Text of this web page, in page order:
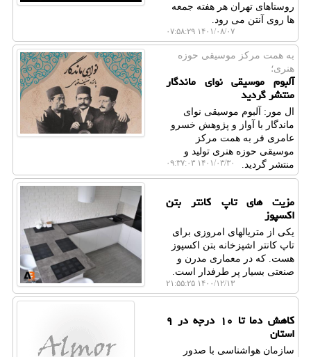
روستاهای تهران هر هفته جمعه
ها روی آنتن می رود.
۱۴۰۱/۰۸/۰۷ ۰۷:۵۸:۲۹
به همت مركز موسیقی حوزه
هنری؛
آلبوم موسیقی نوای ماندگار
منتشر گردید
ال مور: آلبوم موسیقی نوای
ماندگار با آواز و پژوهش خسرو
عامری فر به همت مرکز
موسیقی حوزه هنری تولید و
منتشر گردید.
۱۴۰۱/۰۳/۳۰ ۰۹:۳۷:۰۳
مزیت های تاپ کانتر بتن
اکسپوز
یکی از متریالهای امروزی برای
تاپ کانتر اشپزخانه بتن اکسپوز
هست. که در معماری مدرن و
صنعتی بسیار پر طرفدار است.
۱۴۰۰/۱۲/۱۳ ۲۱:۵۵:۲۵
کاهش دما تا ۱۰ درجه در ۹
استان
سازمان هواشناسی با صدور